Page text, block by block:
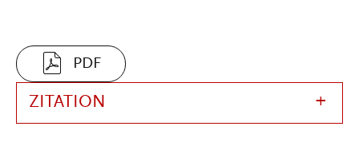
PDF
ZITATION